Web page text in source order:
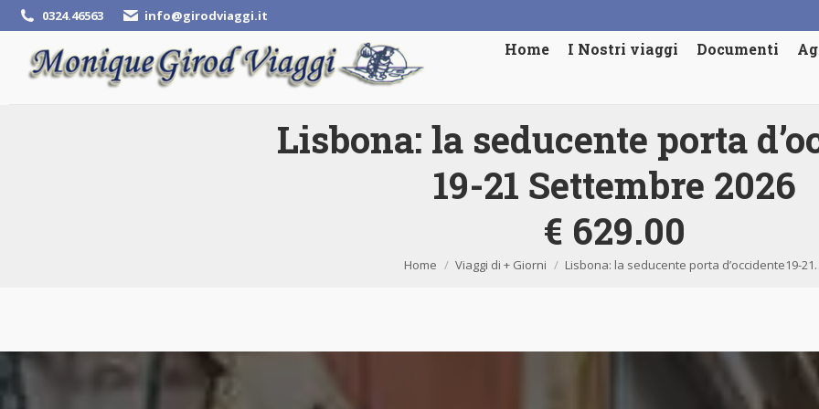
0324.46563 info@girodviaggi.it
Home I Nostri viaggi Documenti
Lisbona: la seducente porta
19-21 Settembre 2026
€ 629.00
Tu sei qui:
Home Viaggi di + Giorni Lisbona: la seducente porta d’occidente19-21…